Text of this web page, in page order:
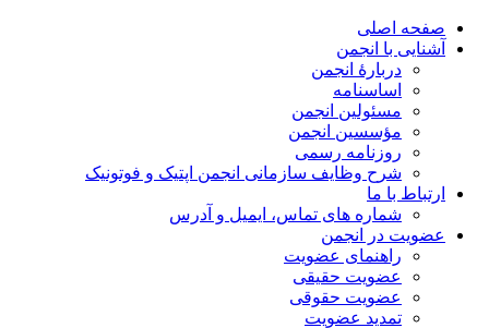
صفحه اصلی
آشنایی با انجمن
دربارۀ انجمن
اساسنامه
مسئولین انجمن
مؤسسین انجمن
روزنامه رسمی
شرح وظایف سازمانی انجمن اپتیک و فوتونیک
ارتباط با ما
شماره های تماس، ایمیل و آدرس
عضویت در انجمن
راهنمای عضویت
عضویت حقیقی
عضویت حقوقی
تمدید عضویت